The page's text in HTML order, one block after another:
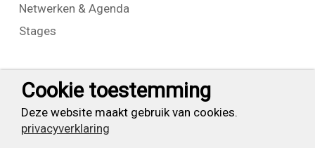
Netwerken & Agenda
Stages
Contact
T:+31 (0) 23 525 7826
Cookie toestemming
Deze website maakt gebruik van cookies.
privacyverklaring